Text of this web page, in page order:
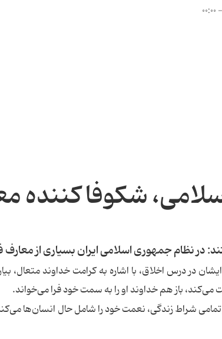
شکوفا کننده
در نظام جمهوری اسلامی ایران بسیاری از
در درس اخلاق، با اشاره به کرامت خداوند متعال،
باز هم خداوند او را به سمت خود فرا می‌خواند.
شراط زندگی، نعمت خود را شامل حال انسان‌ها